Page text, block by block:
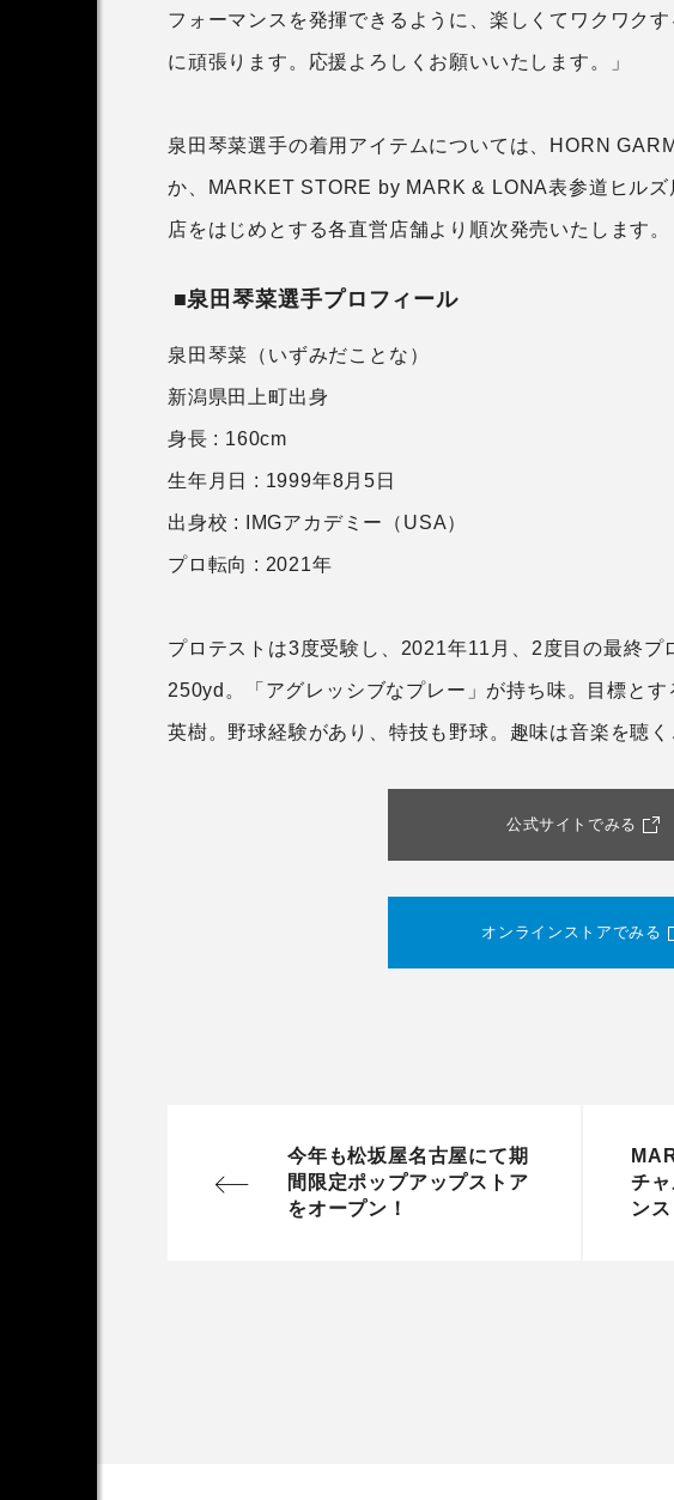
フォーマンスを発揮できるように、楽しくてワクワク
に頑張ります。応援よろしくお願いいたします。」
泉田琴菜選手の着用アイテムについては、HORN
か、MARKET STORE by MARK & LONA表参道ヒル
店をはじめとする各直営店舗より順次発売いたします。
■泉田琴菜選手プロフィール
泉田琴菜（いずみだことな）
新潟県田上町出身
身長 : 160cm
生年月日 : 1999年8月5日
出身校 : IMGアカデミー（USA）
プロ転向 : 2021年
プロテストは3度受験し、2021年11月、2度目の最終プ
250yd。「アグレッシブなプレー」が持ち味。目標と
英樹。野球経験があり、特技も野球。趣味は音楽を聴
公式サイトでみる
オンラインストアでみる
今年も松坂屋名古屋にて期
間限定ポップアップストア
をオープン！
チ
ン